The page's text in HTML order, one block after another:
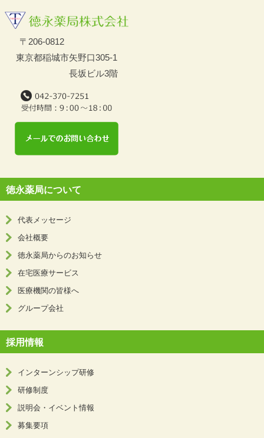
〒206-0812
東京都稲城市矢野口305-1
長坂ビル3階
徳永薬局について
代表メッセージ
会社概要
徳永薬局からのお知らせ
在宅医療サービス
医療機関の皆様へ
グループ会社
採用情報
インターンシップ研修
研修制度
説明会・イベント情報
募集要項